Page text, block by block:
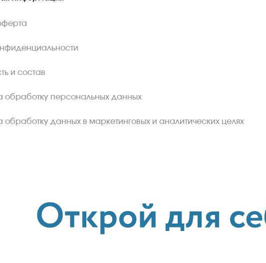
и состав
обработку персональных данных
обработку данных в маркетинговых и аналитических целях